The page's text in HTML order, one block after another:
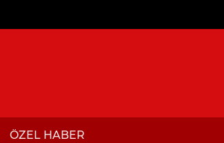
ÖZEL HABER